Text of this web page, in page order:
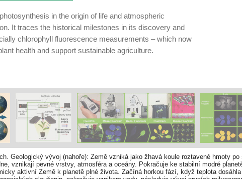
in the origin of life and atmospheric
It traces the historical milestones in its discovery and
chlorophyll fluorescence measurements – which now
health and support sustainable agriculture.
Geologický vývoj (nahoře): Země vzniká jako žhavá koule roztavené hmoty
vznikají pevné vrstvy, atmosféra a oceány. Pokračuje ke stabilní modré
aktivní Země k planetě plné života. Začíná horkou fází, když teplota